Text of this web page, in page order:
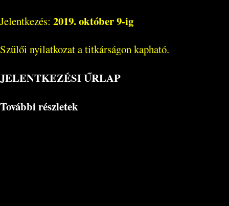
Jelentkezés: 2019. október 9-ig
Szülői nyilatkozat a titkárságon kapható.
JELENTKEZÉSI ŰRLAP
További részletek